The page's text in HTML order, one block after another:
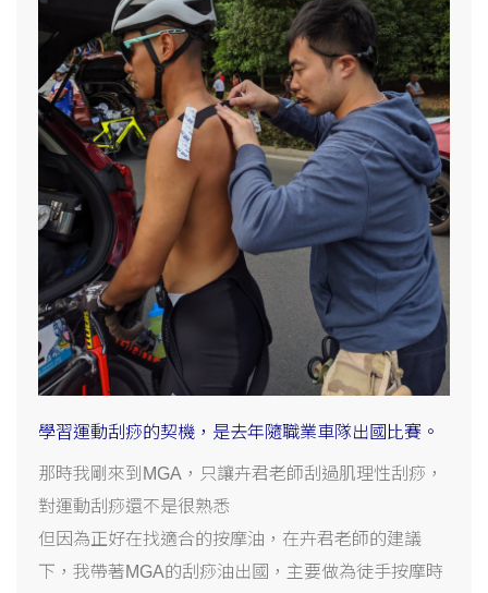
學習運動刮痧的契機，是去年隨職業車隊出國比賽。
那時我剛來到MGA，只讓卉君老師刮過肌理性刮痧，
對運動刮痧還不是很熟悉
但因為正好在找適合的按摩油，在卉君老師的建議
下，我帶著MGA的刮痧油出國，主要做為徒手按摩時